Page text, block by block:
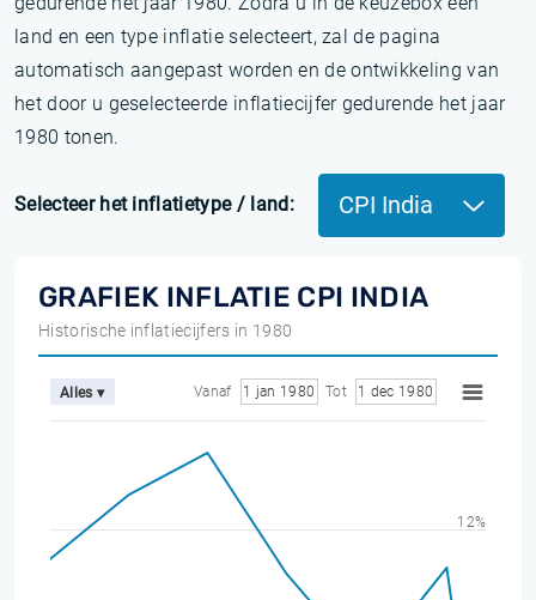
land en een type inflatie selecteert, zal de pagina
automatisch aangepast worden en de ontwikkeling van
het door u geselecteerde inflatiecijfer gedurende het jaar
1980 tonen.
Selecteer het inflatietype / land: CPI India
GRAFIEK INFLATIE CPI INDIA
Historische inflatiecijfers in 1980
Alles ▾ Vanaf 1 jan 1980 Tot 1 dec 1980
12%